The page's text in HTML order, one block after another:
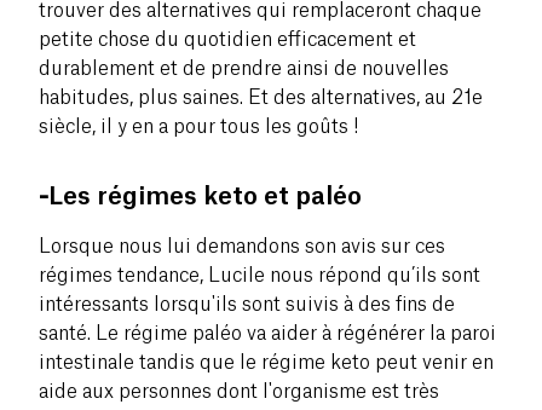
trouver des alternatives qui remplaceront chaque
petite chose du quotidien efficacement et
durablement et de prendre ainsi de nouvelles
habitudes, plus saines. Et des alternatives, au 21e
siècle, il y en a pour tous les goûts !
- Les régimes keto et paléo
Lorsque nous lui demandons son avis sur ces
régimes tendance, Lucile nous répond qu’ils sont
intéressants lorsqu'ils sont suivis à des fins de
santé. Le régime paléo va aider à régénérer la paroi
intestinale tandis que le régime keto peut venir en
aide aux personnes dont l'organisme est très